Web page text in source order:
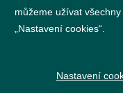
můžeme užívat
„Nastavení cookies“.
Nastavení